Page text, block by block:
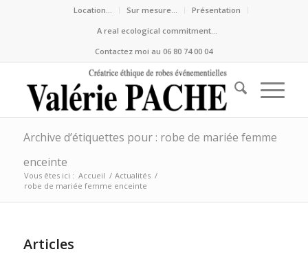
Location… Sur mesure…
Présentation
A real ecological commitment…
Contactez moi au 06 80 74 00 04
Archive d’étiquettes pour : robe de mariée femme
enceinte
Vous êtes ici : Accueil / Actualités /
robe de mariée femme enceinte
Articles